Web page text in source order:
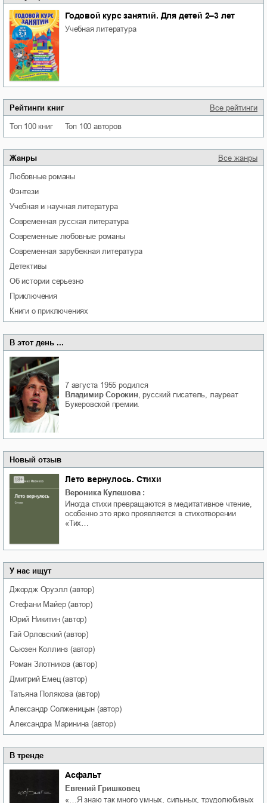
Годовой курс занятий. Для детей 2–3 лет
учебная литература
Рейтинги книг Все рейтинги
Топ 100 книг Топ 100 авторов
Жанры Все жанры
любовные романы
фэнтези
учебная и научная литература
современная русская литература
современные любовные романы
современная зарубежная литература
детективы
об истории серьезно
приключения
книги о приключениях
В этот день ...
7 августа 1955 родился
Владимир Сорокин , русский писатель, лауреат
Букеровской премии.
Новый отзыв
Лето вернулось. Стихи
Вероника Кулешова :
Иногда стихи превращаются в медитативное чтение,
особенно это ярко проявляется в стихотворении
«Тих…
У нас ищут
Джордж Оруэлл (автор)
Стефани Майер(автор)
Юрий Никитин(автор)
Гай Орловский(автор)
Сьюзен Коллинз (автор)
Роман Злотников (автор)
Дмитрий Емец(автор)
Татьяна Полякова(автор)
Александр Солженицын (автор)
Александра Маринина (автор)
В тренде
Асфальт
Евгений Гришковец
«…Я знаю так много умных, сильных, трудолюбивых